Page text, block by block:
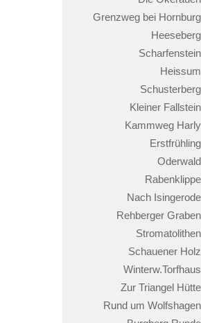
Grenzweg bei Hornburg
Heeseberg
Scharfenstein
Heissum
Schusterberg
Kleiner Fallstein
Kammweg Harly
Erstfrühling
Oderwald
Rabenklippe
Nach Isingerode
Rehberger Graben
Stromatolithen
Schauener Holz
Winterw.Torfhaus
Zur Triangel Hütte
Rund um Wolfshagen